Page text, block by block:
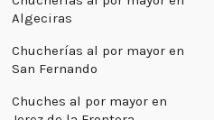
Algeciras
Chucherías al por mayor en
San Fernando
Chuches al por mayor en